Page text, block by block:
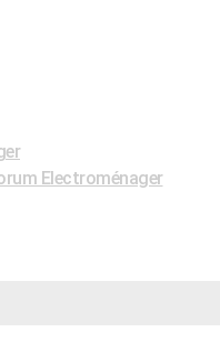
Electroménager